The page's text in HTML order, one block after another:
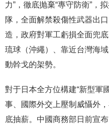
力”，徹底抛棄“專守防衛”，
隊，全面解禁殺傷性武器出
造，政府對軍工虧損全面兜
琉球（沖繩）、靠近台灣海
動幹戈的架勢。
對于日本全方位構建“新型軍
事、國際外交上壓制威懾外
底抽薪。中國商務部日前宣